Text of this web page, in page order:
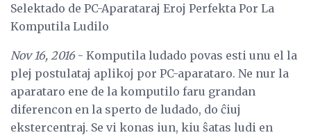
Selektado de PC-Aparataraj Eroj Perfekta Por La
Komputila Ludilo
Nov 16, 2016 - Komputila ludado povas esti unu el la
plej postulataj aplikoj por PC-aparataro. Ne nur la
aparataro ene de la komputilo faru grandan
diferencon en la sperto de ludado, do ĉiuj
ekstercentraj. Se vi konas iun, kiu ŝatas ludi en